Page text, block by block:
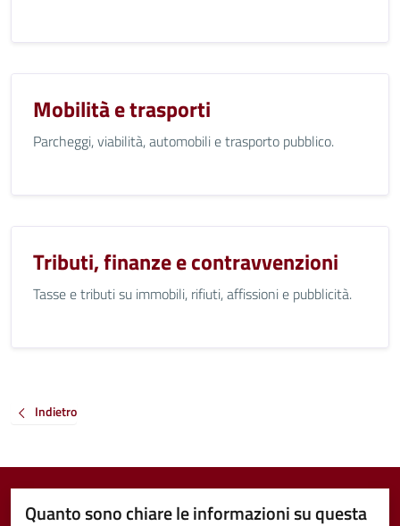
Mobilità e trasporti
Parcheggi, viabilità, automobili e trasporto pubblico.
Tributi, finanze e contravvenzioni
Tasse e tributi su immobili, rifiuti, affissioni e pubblicità.
Indietro
Quanto sono chiare le informazioni su questa